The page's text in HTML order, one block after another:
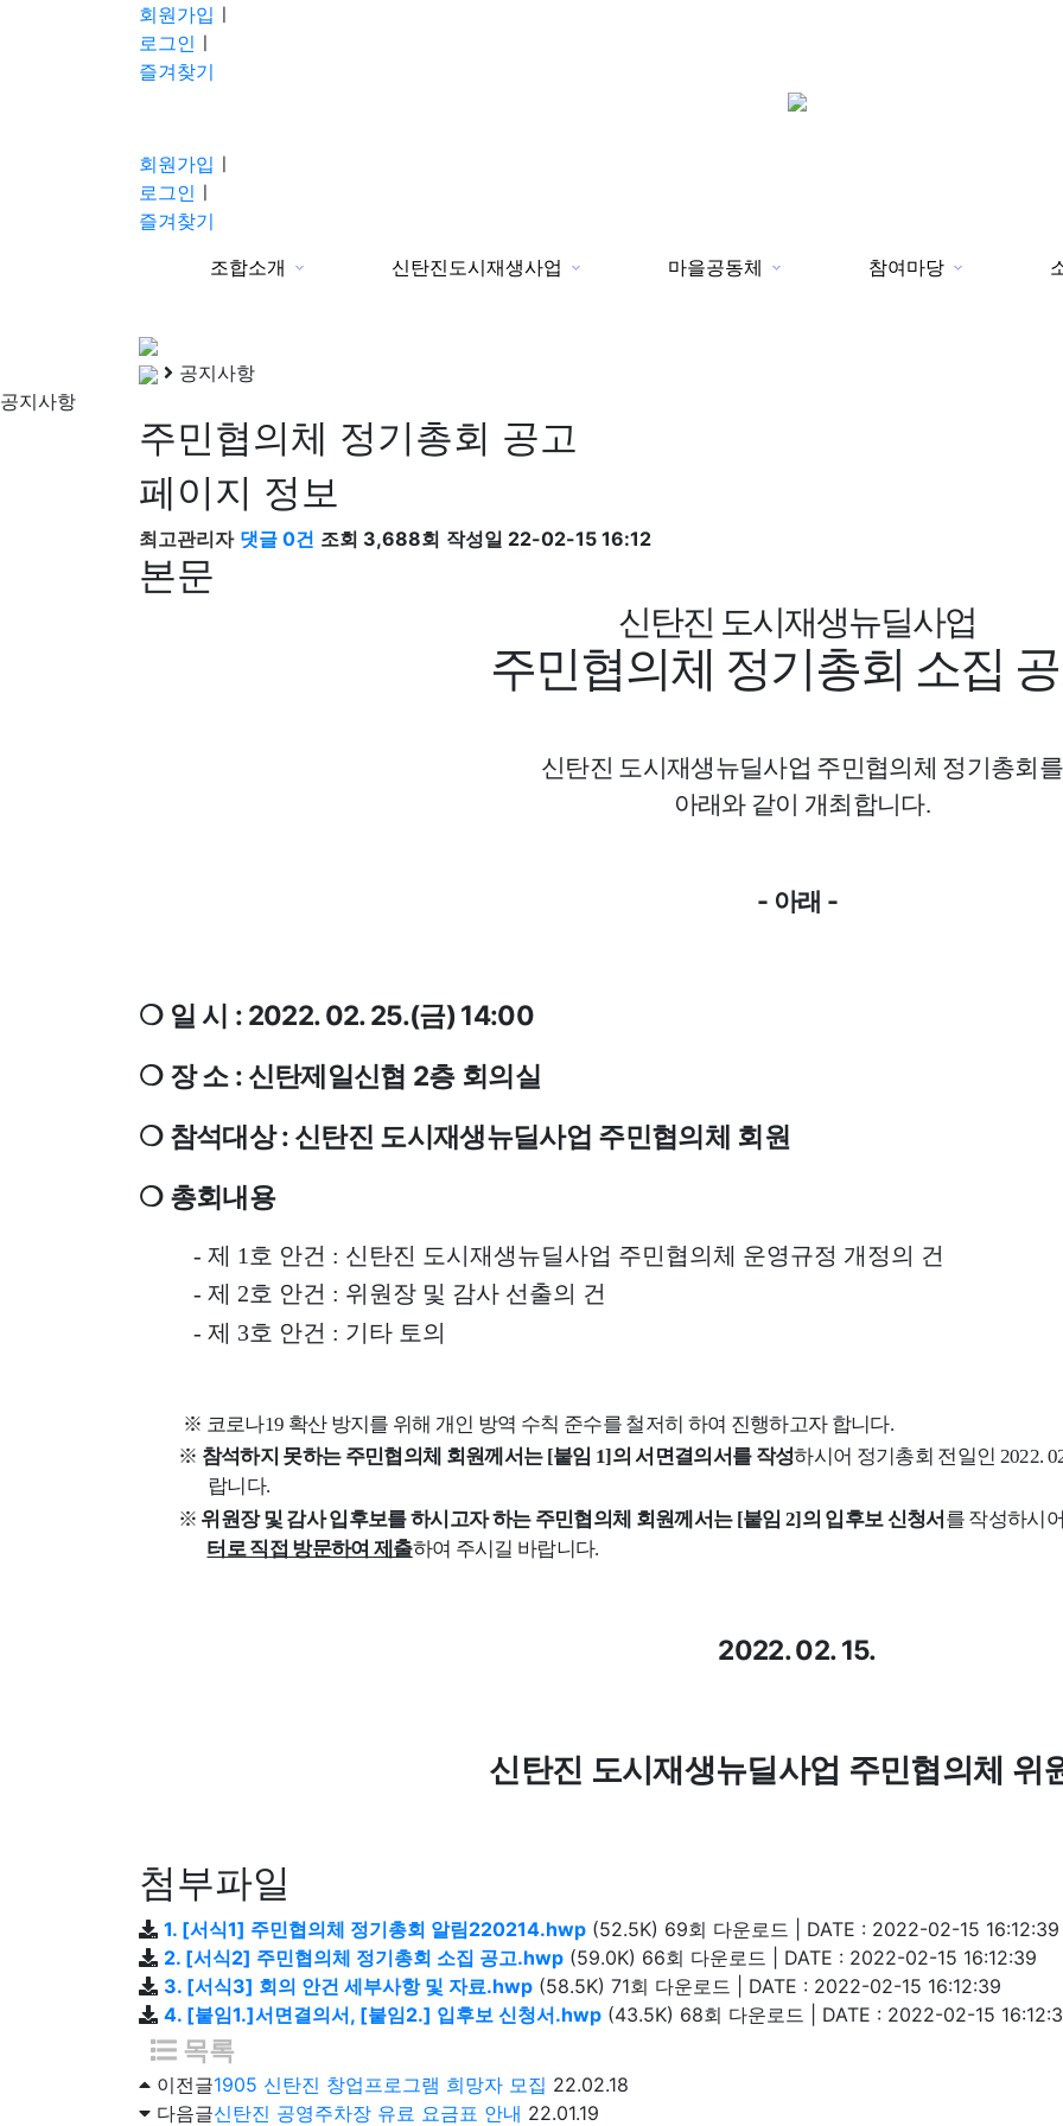
회원가입 ㅣ
로그인 ㅣ
즐겨찾기
회원가입 ㅣ
로그인 ㅣ
즐겨찾기
조합소개
신탄진도시재생사업 마을공동체 참여마당
공지사항
공지사항
주민협의체 정기총회 공고
페이지 정보
최고관리자 댓글 0건 조회 3,688회 작성일 22-02-15 16:12
본문
신탄진 도시재생뉴딜사업
주민협의체 정기총회 소집
신탄진 도시재생뉴딜사업 주민협의체 정기총회를
아래와 같이 개최합니다.
- 아래 -
❍ 일 시 : 2022. 02. 25.(금) 14:00
❍ 장 소 : 신탄제일신협 2층 회의실
❍ 참석대상: 신탄진 도시재생뉴딜사업 주민협의체 회원
❍ 총회내용
-제 1 호 안건 : 신탄진 도시재생뉴딜사업 주민협의체 운영규정 개정의 건
-제 2호 안건 : 위원장 및 감사 선출의 건
-제 3호 안건 : 기타 토의
※ 코로나19 확산 방지를 위해 개인 방역 수칙 준수를 철저히 하여 진행하고자 합니다.
※ 참석하지 못하는 주민협의체 회원께서는 [붙임 1] 의 서면결의서를 작성하시어 정기총회 전일인 2022.
랍니다.
※ 위원장 및 감사 입후보를 하시고자 하는 주민협의체 회원께서는 [붙임2]의 입후보 신청서 를 작성하시
터로 직접 방문하여 제출하여 주시길 바랍니다.
2022. 02. 15.
신탄진 도시재생뉴딜사업 주민협의체 위
첨부파일
1. [서식1] 주민협의체 정기총회 알림220214.hwp (52.5K) 69회 다운로드 | DATE : 2022-02-15 16:12:39
2. [서식2] 주민협의체 정기총회 소집 공고.hwp (59.0K) 66회 다운로드 | DATE : 2022-02-15 16:12:39
3. [서식3] 회의 안건 세부사항 및 자료.hwp (58.5K) 71회 다운로드 | DATE : 2022-02-15 16:12:39
4. [붙임1.]서면결의서, [붙임2.] 입후보 신청서.hwp (43.5K) 68회 다운로드 | DATE : 2022-02-15
목록
이전글1905 신탄진 창업프로그램 희망자 모집 22.02.18
다음글신탄진 공영주차장 유료 요금표 안내 22.01.19